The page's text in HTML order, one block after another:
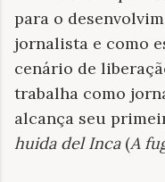
para o
jornalista e como
cenário de
trabalha como
alcança seu
huida del Inca(A